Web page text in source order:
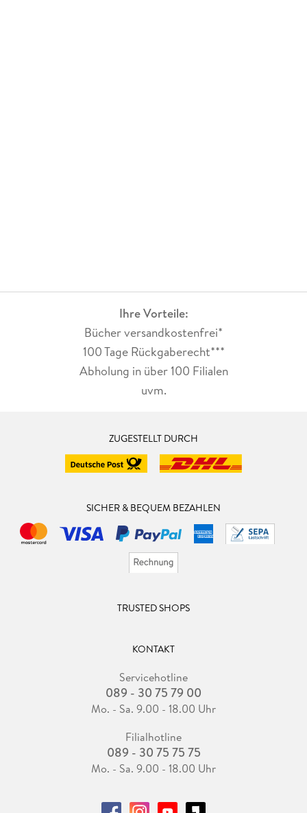
Ihre Vorteile:
Bücher versandkostenfrei*
100 Tage Rückgaberecht***
Abholung in über 100 Filialen
uvm.
ZUGESTELLT DURCH
SICHER & BEQUEM BEZAHLEN
TRUSTED SHOPS
KONTAKT
Servicehotline
089 - 30 75 79 00
Mo. - Sa. 9.00 - 18.00 Uhr
Filialhotline
089 - 30 75 75 75
Mo. - Sa. 9.00 - 18.00 Uhr